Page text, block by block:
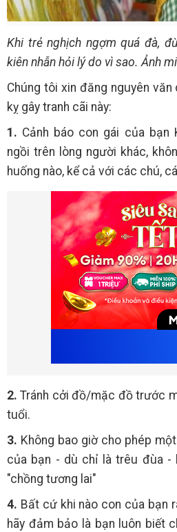
Khi trẻ nghịch ngợm quá đà,
kiên nhẫn hỏi lý do vì sao. Ảnh
Chúng tôi xin đăng nguyên
kỵ gây tranh cãi này:
1. Cảnh báo con gái của bạn
ngồi trên lòng người khác,
huống nào, kể cả với các chú,
2. Tránh cởi đồ/mặc đồ trước
tuổi.
3. Không bao giờ cho phép
của bạn - dù chỉ là trêu đùa -
"chồng tương lai"
4. Bất cứ khi nào con của bạn
hãy đảm bảo là bạn luôn biết